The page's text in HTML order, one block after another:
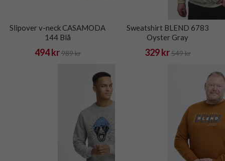
Slipover v-neck CASAMODA
144 Blå
494 kr 989 kr
Sweatshirt BLEND 6783
Oyster Gray
329 kr 549 kr